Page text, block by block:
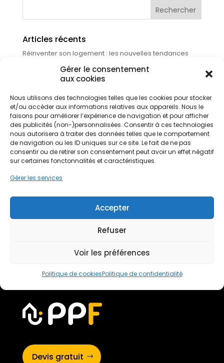
Gérer le consentement
aux cookies
Nous utilisons des technologies telles que les cookies pour stocker
et/ou accéder aux informations relatives aux appareils. Nous le
faisons pour améliorer l’expérience de navigation et pour afficher
des publicités (non-)personnalisées. Consentir à ces technologies
nous autorisera à traiter des données telles que le comportement
de navigation ou les ID uniques sur ce site. Le fait de ne pas
consentir ou de retirer son consentement peut avoir un effet négatif
sur certaines fonctonnalités et caractéristiques.
Gérer les services
Accepter
Refuser
Voir les préférences
Politique de cookiesPolitique de confidentialité
Articles récents
Réinventer son logement : les nouvelles tendances
Isolation garage en 2026 : quand, comment et à quel
24 juin 2026
Nettoyage toiture : quand, comment et à quel prix ? 22
juin 2026
Chauffez mieux, payez moins : Pourquoi la pompe à
chaleur séduit autant ?19 juin 2026
Aides rénovation 2026 : le guide complet pour tout
comprendre 18 juin 2026
Amélioration de l'habitat(161)
Rénovation énergétique(138)
Devis gratuit